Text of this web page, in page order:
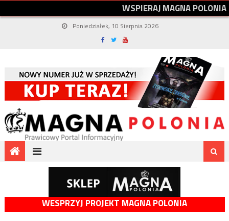
WSPIERAJMAGNAPOLONIA
Poniedziałek, 10 Sierpnia 2026
WESPRZYJ PROJEKT MAGNA POLONIA